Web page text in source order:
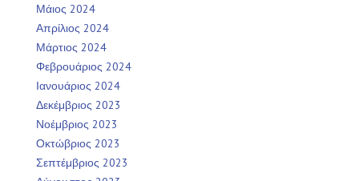
Μάιος 2024
Απρίλιος 2024
Μάρτιος 2024
Φεβρουάριος 2024
Ιανουάριος 2024
Δεκέμβριος 2023
Νοέμβριος 2023
Οκτώβριος 2023
Σεπτέμβριος 2023